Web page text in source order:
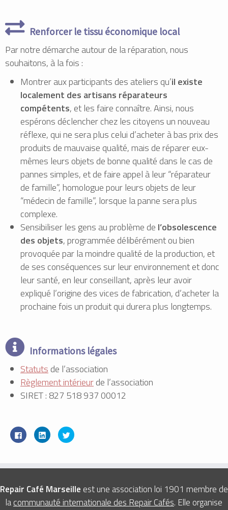
Renforcer le tissu économique local
Par notre démarche autour de la réparation, nous
souhaitons, à la fois :
Montrer aux participants des ateliers qu’il existe
localement des artisans réparateurs
compétents, et les faire connaître. Ainsi, nous
espérons déclencher chez les citoyens un nouveau
réflexe, qui ne sera plus celui d’acheter à bas prix des
produits de mauvaise qualité, mais de réparer eux-
mêmes leurs objets de bonne qualité dans le cas de
pannes simples, et de faire appel à leur “réparateur
de famille”, homologue pour leurs objets de leur
“médecin de famille”, lorsque la panne sera plus
complexe.
Sensibiliser les gens au problème de l’obsolescence
des objets, programmée délibérément ou bien
provoquée par la moindre qualité de la production, et
de ses conséquences sur leur environnement et donc
leur santé, en leur conseillant, après leur avoir
expliqué l’origine des vices de fabrication, d’acheter la
prochaine fois un produit qui durera plus longtemps.
Informations légales
Statuts de l’association
Règlement intérieurde l’association
SIRET : 827 518 937 00012
Cliquez
pour
partager
une
Cliquez
pour
partager
une
Cliquez
pour
une
Repair Café Marseille est une association loi 1901 membre de
lacommunauté internationale des Repair Cafés. Elle organise